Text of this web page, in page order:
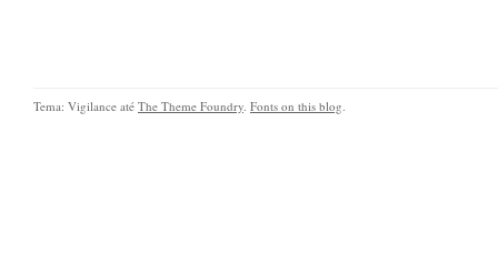
Tema: Vigilance até The Theme Foundry. Fonts on this blog.